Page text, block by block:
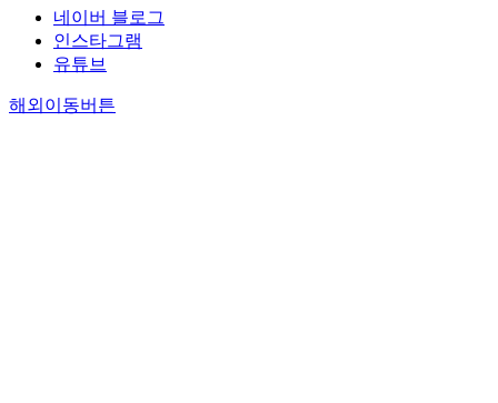
네이버 블로그
인스타그램
유튜브
해외이동버튼